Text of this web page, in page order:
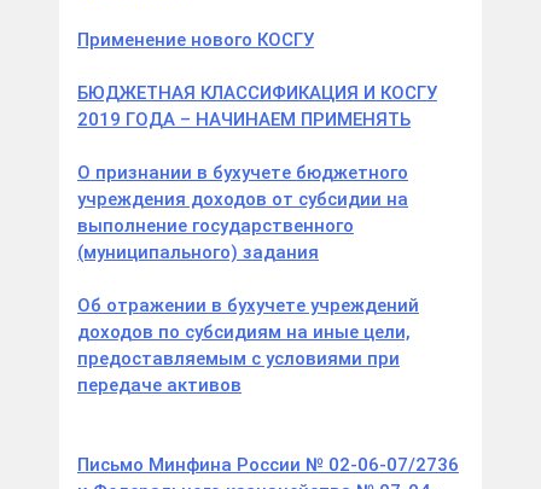
Применение нового КОСГУ
БЮДЖЕТНАЯ КЛАССИФИКАЦИЯ И КОСГУ
2019 ГОДА – НАЧИНАЕМ ПРИМЕНЯТЬ
О признании в бухучете бюджетного
учреждения доходов от субсидии на
выполнение государственного
(муниципального) задания
Об отражении в бухучете учреждений
доходов по субсидиям на иные цели,
предоставляемым с условиями при
передаче активов
Письмо Минфина России № 02-06-07/2736